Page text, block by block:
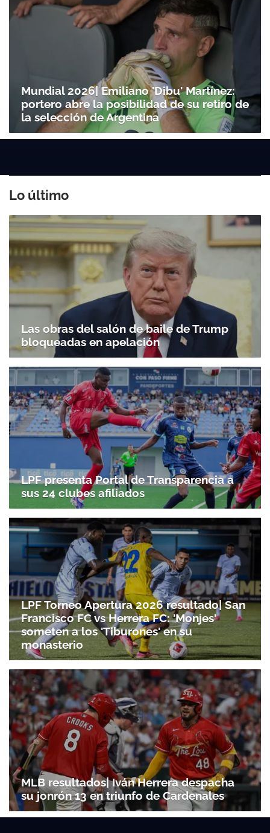
Mundial 2026| Emiliano 'Dibu' Martínez:
portero abre la posibilidad de su retiro de
la selección de Argentina
Lo último
Las obras del salón de baile de Trump
bloqueadas en apelación
LPF presenta Portal de Transparencia a
sus 24 clubes afiliados
LPF Torneo Apertura 2026 resultado| San
Francisco FC vs Herrera FC: 'Monjes'
someten a los 'Tiburones' en su
monasterio
MLB resultados| Iván Herrera despacha
su jonrón 13 en triunfo de Cardenales